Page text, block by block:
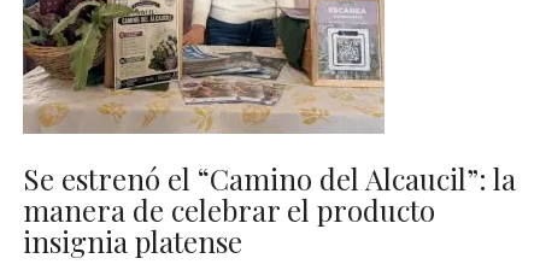
Se estrenó el “Camino del Alcaucil”: la
manera de celebrar el producto
insignia platense